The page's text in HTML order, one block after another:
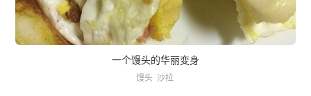
一个馒头的华丽变身
馒头 沙拉